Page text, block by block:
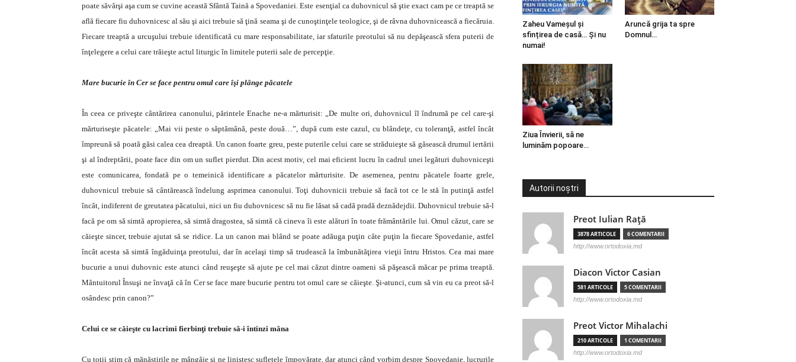
poate săvârşi aşa cum se cuvine această Sfântă Taină a Spovedaniei. Este esenţial ca duhovnicul să ştie exact cam pe ce treaptă se
află fiecare fiu duhovnicesc al său şi aici trebuie să ţină seama şi de cunoştinţele teologice, şi de râvna duhovnicească a fiecăruia.
Fiecare treaptă a urcuşului trebuie identificată cu mare responsabilitate, iar sfaturile preotului să nu depăşească sfera puterii de
înţelegere a celui care trăieşte actul liturgic în limitele puterii sale de percepţie.
Mare bucurie în Cer se face pentru omul care îşi plânge păcatele
În ceea ce priveşte cântărirea canonului, părintele Enache ne-a mărturisit: „De multe ori, duhovnicul îl îndrumă pe cel care-şi
mărturiseşte păcatele: „Mai vii peste o săptămână, peste două…”, după cum este cazul, cu blândeţe, cu toleranţă, astfel încât
împreună să poată găsi calea cea dreaptă. Un canon foarte greu, peste puterile celui care se străduieşte să găsească drumul iertării
şi al îndreptării, poate face din om un suflet pierdut. Din acest motiv, cel mai eficient lucru în cadrul unei legături duhovniceşti
este comunicarea, fondată pe o temeinică identificare a păcatelor mărturisite. De asemenea, pentru păcatele foarte grele,
duhovnicul trebuie să cântărească îndelung asprimea canonului. Toţi duhovnicii trebuie să facă tot ce le stă în putinţă astfel
încât, indiferent de greutatea păcatului, nici un fiu duhovnicesc să nu fie lăsat să cadă pradă deznădejdii. Duhovnicul trebuie să-l
facă pe om să simtă apropierea, să simtă dragostea, să simtă că cineva îi este alături în toate frământările lui. Omul căzut, care se
căieşte sincer, trebuie ajutat să se ridice. La un canon mai blând se poate adăuga puţin câte puţin la fiecare Spovedanie, astfel
încât acesta să simtă îngăduinţa preotului, dar în acelaşi timp să trudească la îmbunătăţirea vieţii întru Hristos. Cea mai mare
bucurie a unui duhovnic este atunci când reuşeşte să ajute pe cel mai căzut dintre oameni să păşească măcar pe prima treaptă.
Mântuitorul Însuşi ne învaţă că în Cer se face mare bucurie pentru tot omul care se căieşte. Şi-atunci, cum să vin eu ca preot să-l
osândesc prin canon?”
Celui ce se căieşte cu lacrimi fierbinţi trebuie să-i întinzi mâna
Cu toţii ştim că mănăstirile ne mângâie şi ne liniştesc sufletele împovărate, dar atunci când vorbim despre Spovedanie, lucrurile
Zaheu Vameșul și
sfințirea de casă… Și nu
numai!
Aruncă grija ta spre
Domnul…
Ziua Învierii, să ne
luminăm popoare…
Autorii noștri
Preot Iulian Raţă
3878 ARTICOLE 6 COMENTARII
http://www.ortodoxia.md
Diacon Victor Casian
581 ARTICOLE 5 COMENTARII
http://www.ortodoxia.md
Preot Victor Mihalachi
210 ARTICOLE 1 COMENTARII
http://www.ortodoxia.md